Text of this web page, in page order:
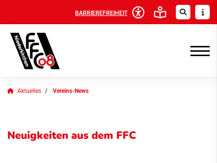
BARRIEREFREIHEIT
Aktuelles Vereins-News
Neuigkeiten aus dem FFC